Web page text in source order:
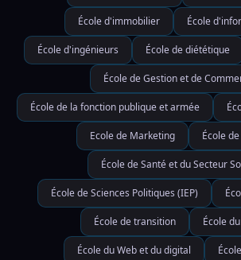
École d'immobilier École
École d'ingénieurs École de diététique
École de Gestion et de
École de la fonction publique et armée
Ecole de Marketing École
École de Santé et du Secteur
École de Sciences Politiques (IEP)
École de transition École
École du Web et du digital